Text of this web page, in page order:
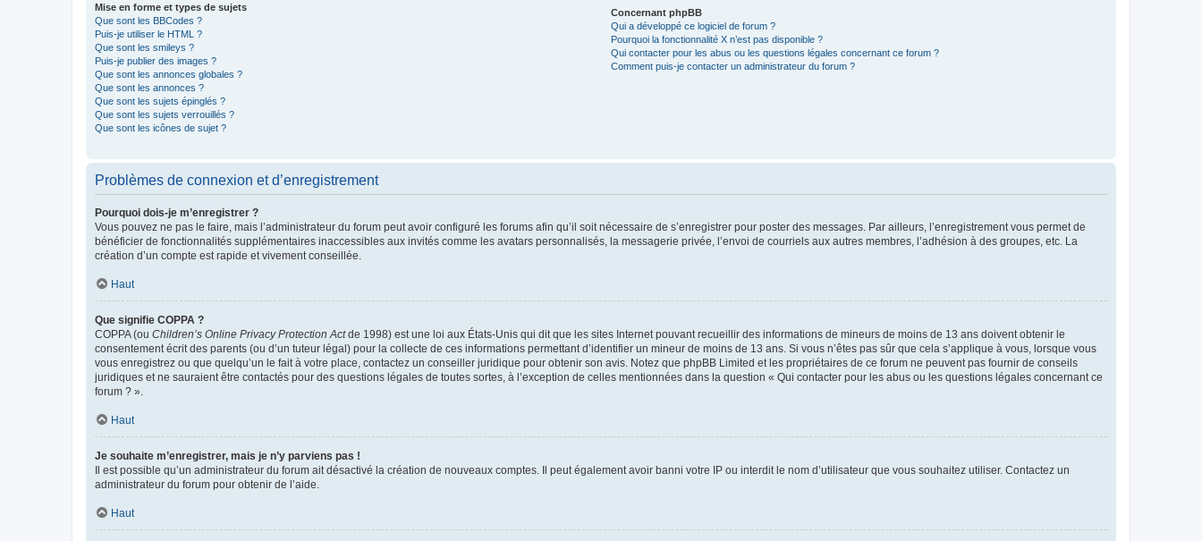
Mise en forme et types de sujets
Que sont les BBCodes ?
Puis-je utiliser le HTML ?
Que sont les smileys ?
Puis-je publier des images ?
Que sont les annonces globales ?
Que sont les annonces ?
Que sont les sujets épinglés ?
Que sont les sujets verrouillés ?
Que sont les icônes de sujet ?
Concernant phpBB
Qui a développé ce logiciel de forum ?
Pourquoi la fonctionnalité X n’est pas disponible ?
Qui contacter pour les abus ou les questions légales concernant ce forum ?
Comment puis-je contacter un administrateur du forum ?
Problèmes de connexion et d’enregistrement
Pourquoi dois-je m’enregistrer ?
Vous pouvez ne pas le faire, mais l’administrateur du forum peut avoir configuré les forums afin qu’il soit nécessaire de s’enregistrer pour poster des messages. Par ailleurs, l’enregistrement vous permet de
bénéficier de fonctionnalités supplémentaires inaccessibles aux invités comme les avatars personnalisés, la messagerie privée, l’envoi de courriels aux autres membres, l’adhésion à des groupes, etc. La
création d’un compte est rapide et vivement conseillée.
Haut
Que signifie COPPA ?
COPPA (ou Children’s Online Privacy Protection Actde 1998) est une loi aux États-Unis qui dit que les sites Internet pouvant recueillir des informations de mineurs de moins de 13 ans doivent obtenir le
consentement écrit des parents (ou d’un tuteur légal) pour la collecte de ces informations permettant d’identifier un mineur de moins de 13 ans. Si vous n’êtes pas sûr que cela s’applique à vous, lorsque vous
vous enregistrez ou que quelqu’un le fait à votre place, contactez un conseiller juridique pour obtenir son avis. Notez que phpBB Limited et les propriétaires de ce forum ne peuvent pas fournir de conseils
juridiques et ne sauraient être contactés pour des questions légales de toutes sortes, à l’exception de celles mentionnées dans la question « Qui contacter pour les abus ou les questions légales concernant ce
forum ? ».
Haut
Je souhaite m’enregistrer, mais je n’y parviens pas !
Il est possible qu’un administrateur du forum ait désactivé la création de nouveaux comptes. Il peut également avoir banni votre IP ou interdit le nom d’utilisateur que vous souhaitez utiliser. Contactez un
administrateur du forum pour obtenir de l’aide.
Haut